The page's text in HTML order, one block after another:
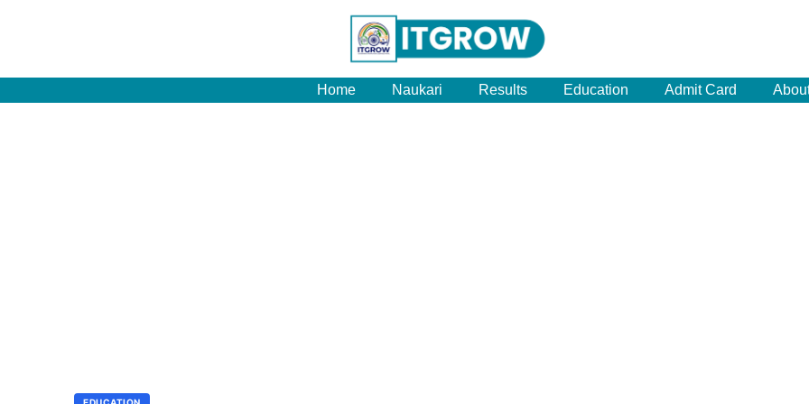
Home Naukari Results Education Admit Card